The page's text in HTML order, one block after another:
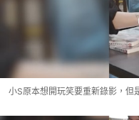
小S原本想開玩笑要重新錄影，但